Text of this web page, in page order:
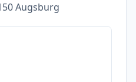
Augsburg